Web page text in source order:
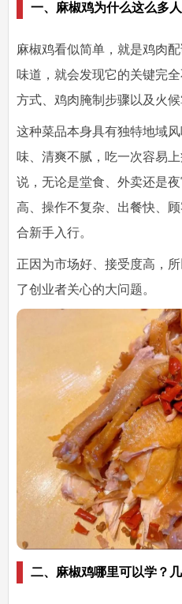
一、麻椒鸡为什么这么多
麻椒鸡看似简单，就是鸡肉
味道，就会发现它的关键完
方式、鸡肉腌制步骤以及火候
这种菜品本身具有独特地域
味、清爽不腻，吃一次容易
说，无论是堂食、外卖还是
高、操作不复杂、出餐快、
合新手入行。
正因为市场好、接受度高，
了创业者关心的大问题。
二、麻椒鸡哪里可以学？